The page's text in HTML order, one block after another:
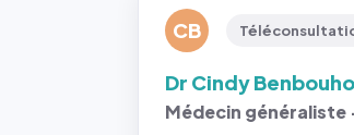
CB
Dr Cindy
Médecin généraliste